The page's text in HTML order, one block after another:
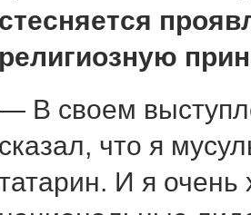
стесняется
религиозную
В своем
сказал, что я
И я